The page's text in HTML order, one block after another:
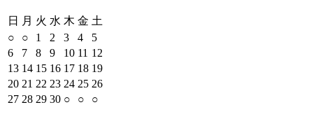
日 月 火 水 木 金 土
○
○ 1 2 3 4
5
6
7 8 9 10 11 12
13 14 15 16 17 18 19
20 21 22 23 24 25 26
27 28 29 30 ○ ○ ○